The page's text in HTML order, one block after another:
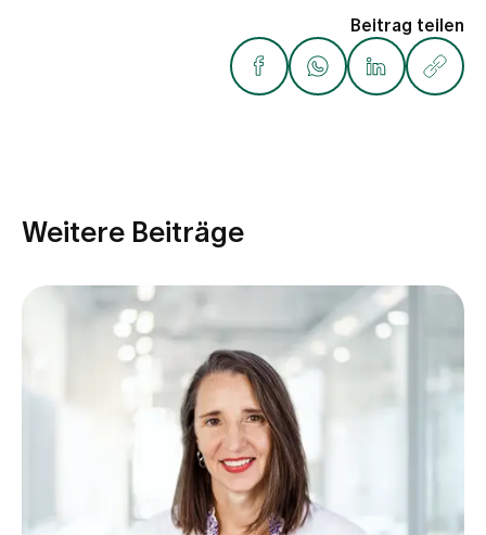
Beitrag teilen
Weitere Beiträge